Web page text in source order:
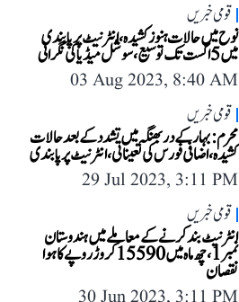
قومی خبریں
نوح میں حالات ہنوز کشیدہ، انٹرنیٹ پر پابندی
میں 5 اگست تک توسیع، سوشل میڈیا کی نگرانی
03 Aug 2023, 8:40 AM
قومی خبریں
محرم: بہار کے دربھنگہ میں تشدد کے بعد حالات
کشیدہ، اضافی فورس کی تعیناتی، انٹرنیٹ پر پابندی
29 Jul 2023, 3:11 PM
قومی خبریں
انٹرنیٹ بند کرنے کے معاملے میں ہندوستان
نمبر 1، چھ ماہ میں 15590 کروڑ روپے کا ہوا
نقصان